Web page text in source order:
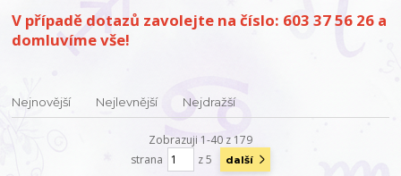
V případě dotazů zavolejte na číslo: 603 37 56 26 a
domluvíme vše!
Nejnovější Nejlevnější Nejdražší
Zobrazuji 1-40 z 179
strana
z 5 další